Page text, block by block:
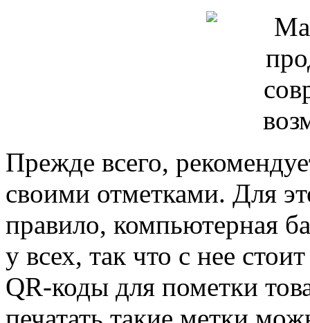
Прежде всего,
своими отметками. Для
правило, компьютерная
у всех, так что с нее
QR-коды для пометки